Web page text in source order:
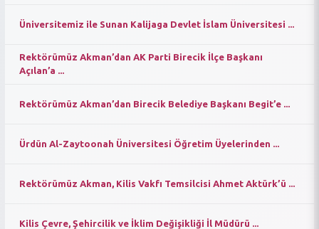
Üniversitemiz ile Sunan Kalijaga Devlet İslam Üniversitesi ...
Rektörümüz Akman’dan AK Parti Birecik İlçe Başkanı
Açılan’a ...
Rektörümüz Akman’dan Birecik Belediye Başkanı Begit’e ...
Ürdün Al-Zaytoonah Üniversitesi Öğretim Üyelerinden ...
Rektörümüz Akman, Kilis Vakfı Temsilcisi Ahmet Aktürk’ü ...
Kilis Çevre, Şehircilik ve İklim Değişikliği İl Müdürü ...